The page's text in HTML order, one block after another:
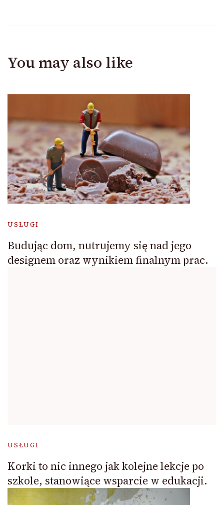
You may also like
USŁUGI
Budując dom, nutrujemy się nad jego
designem oraz wynikiem finalnym prac.
USŁUGI
Korki to nic innego jak kolejne lekcje po
szkole, stanowiące wsparcie w edukacji.